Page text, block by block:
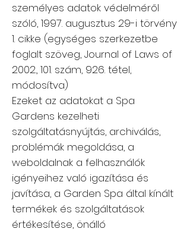
személyes adatok védelméről
szóló, 1997. augusztus 29-i törvény
1. cikke (egységes szerkezetbe
foglalt szöveg, Journal of Laws of
2002., 101. szám, 926. tétel,
módosítva)
Ezeket az adatokat a Spa
Gardens kezelheti
szolgáltatásnyújtás, archiválás,
problémák megoldása, a
weboldalnak a felhasználók
igényeihez való igazítása és
javítása, a Garden Spa által kínált
termékek és szolgáltatások
értékesítése, önálló